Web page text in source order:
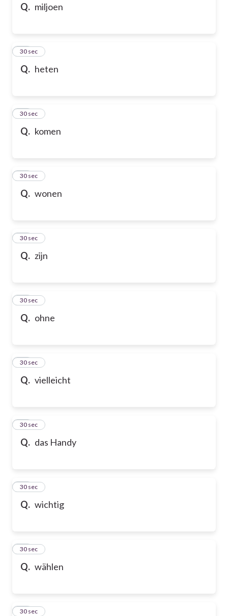
Q. miljoen
Q. heten
70
30 sec
Q. komen
71
30 sec
Q. wonen
72
30 sec
Q. zijn
73
30 sec
Q. ohne
74
30 sec
Q. vielleicht
75
30 sec
Q. das Handy
76
30 sec
Q. wichtig
77
30 sec
Q. wählen
78
30 sec
79
30 sec